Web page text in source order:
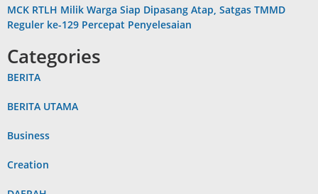
MCK RTLH Milik Warga Siap Dipasang Atap, Satgas TMMD
Reguler ke-129 Percepat Penyelesaian
Categories
BERITA
BERITA UTAMA
Business
Creation